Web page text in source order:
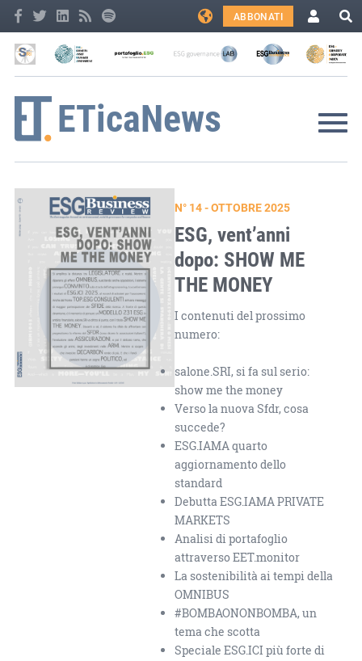
ABBONATI
N° 14 - OTTOBRE 2025
ESG, vent’anni
dopo: SHOW ME
THE MONEY
I contenuti del prossimo
numero:
salone.SRI, si fa sul serio:
show me the money
Verso la nuova Sfdr, cosa
succede?
ESG.IAMA quarto
aggiornamento dello
standard
Debutta ESG.IAMA PRIVATE
MARKETS
Analisi di portafoglio
attraverso EET.monitor
La sostenibilità ai tempi della
OMNIBUS
#BOMBAONONBOMBA, un
tema che scotta
Speciale ESG.ICI più forte di